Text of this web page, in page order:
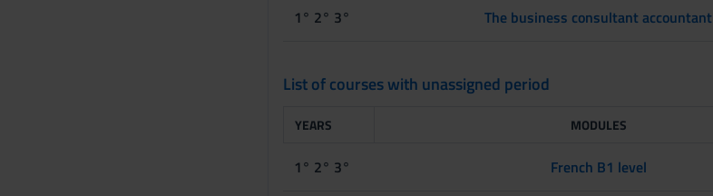
1° 2° 3° The business consultant accountant
List of courses with unassigned period
YEARS MODULES
1° 2° 3° French B1 level